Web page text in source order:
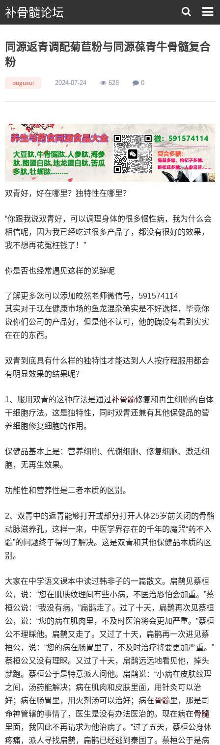
补骨髓论坛
同源返青调配菊苣粉与同源葆青牛骨髓复合
粉
bugusui 2024-07-24 628 0
双青好，好在哪里？独特性在哪里？
“你跟我说双青好，可以调理身体的很多慢性病，我为什么会
相信呢，因为我已经吃过很多产品了，都没有很好的效果，
我不想再花冤枉钱了！”
你是否也经常遇见这样的说辞呢
了解更多您可以添加皎然老师微信号，591574114
其实对于现在健康市场的鱼龙混杂确实是不好选择，毕竟你
说你们公司的产品好，但是他不认可，他的确没有看到实实
在在的东西。
双青到底具有什么样的独特性才能达到人人按疗程服用都会
有明显效果的结果呢？
1、服用双青的这种疗法是通过补骨髓修复和再生细胞的自体
干细胞疗法。这是独特性，同时双青还兼有其他保健品的营
养细胞修复细胞的作用。
保健品基本上是：营养细胞、代谢细胞、修复细胞、激活细
胞，无再生效果。
功能性和营养性是二者本质的区别。
2、双青中的返青能够打开或部分打开人体25岁前关闭的骨骼
动脉滋养孔，这样一来，中医学界存在的千年的魔咒“药不入
髓”的问题终于得到了解决。这是双青和其他保健品本质的区
别。
大家在中学语文课本中读过韩非子的一篇散文。扁鹊见蔡桓
公，说：“您在肌肤纹理间有些小病，不医治恐怕会加重。”蔡
桓公说：“我没有病。”扁鹊走了。过了十天，扁鹊再次见蔡桓
公，说：“您的病在肌肉里，不及时医治将会更加严重。”蔡桓
公不理睬他。扁鹊又走了。又过了十天，扁鹊再一次进见蔡
桓公，说：“您的病在肠胃里了，不及时治疗将要更加严重。”
蔡桓公又没有理睬。又过了十天，扁鹊远远地看见他，掉头
就跑。蔡桓公于是特意派人问他。扁鹊说：“小病在皮肤纹理
之间，汤药能解决；病在肌肉和皮肤里面，用针灸可以治
好；病在肠胃里，用火剂汤可以治好；病在骨髓里，那是司
命神管辖的事情了，医生是没有办法医治的。现在病在骨髓
里面，我因此不再请求为他治病了。”过了五天，蔡桓公身体
疼痛，派人寻找扁鹊，扁鹊已经逃到秦国了。蔡桓公于是病